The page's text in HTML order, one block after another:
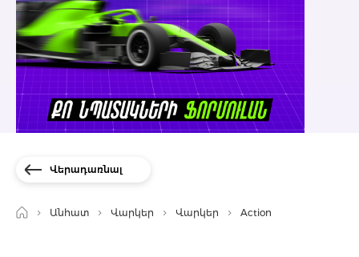
Վերադառնալ
Անհատ Վարկեր Վարկեր Action